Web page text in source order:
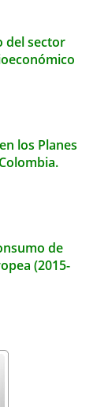
del sector
los Planes
de
(2015-